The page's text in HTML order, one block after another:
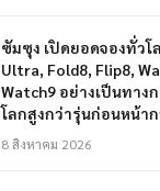
ซัมซุง เปิดยอดจองทั่วโ
Ultra, Fold8, Flip8,
Watch9 อย่างเป็นทาง
โลกสูงกว่ารุ่นก่อนหน้า
8 สิงหาคม 2026